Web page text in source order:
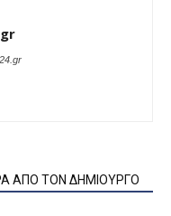
ΑΠΟ ΤΟΝ ΔΗΜΙΟΥΡΓΟ